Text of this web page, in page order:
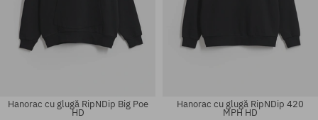
Hanorac cu glugă RipNDip Big Poe
HD
Hanorac cu glugă RipNDip 420
MPH HD